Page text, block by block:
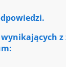
wynikających z